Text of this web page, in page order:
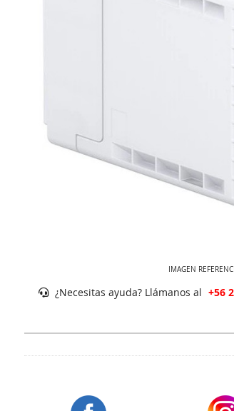
IMAGEN
¿Necesitas ayuda? Llámanos al +56